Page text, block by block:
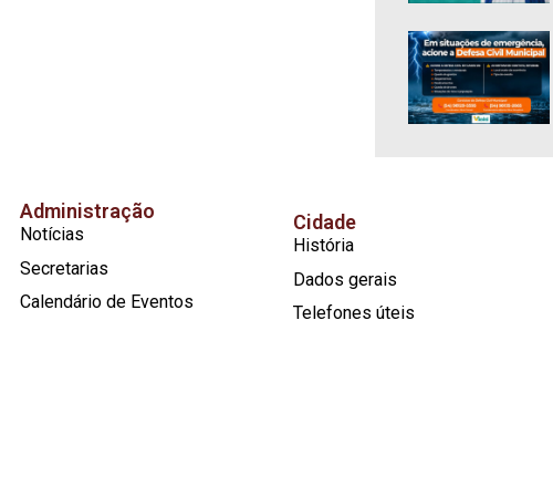
Administração
Notícias
Secretarias
Calendário de Eventos
Cidade
História
Dados gerais
Telefones úteis